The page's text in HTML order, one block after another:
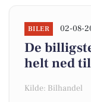
BILER 02-08-
De
helt ned
Kilde: Bilhandel